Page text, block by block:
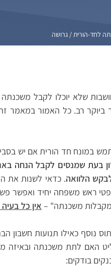
לחד-הורית / גרושה
שלא יוכלו לקבל
רב. כל האמור במאמר
במונח חד הורית אם יש
בעת שמנסים לקבל הנחה
הלוואה. כדאי לשנות את
ראש משפחה יחיד ואפשר
משכנתה" – אין כל
נוסף כאילו תנועות חשבון
האם לתת משכנתה ובאיזה
בודקים: